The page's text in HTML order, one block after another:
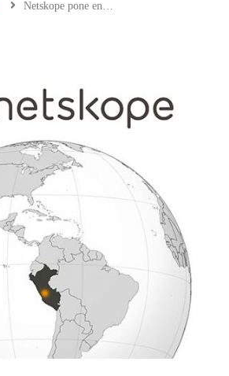
Netskope pone en…